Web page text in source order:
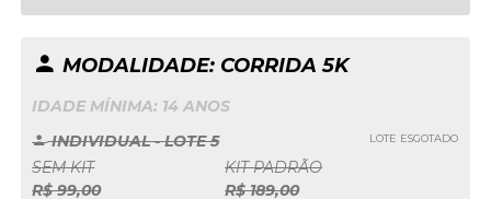
MODALIDADE: CORRIDA 5K
IDADE MÍNIMA: 14 ANOS
INDIVIDUAL - LOTE 5
LOTE ESGOTADO
SEM KIT
KIT PADRÃO
R$ 99,00
R$ 189,00